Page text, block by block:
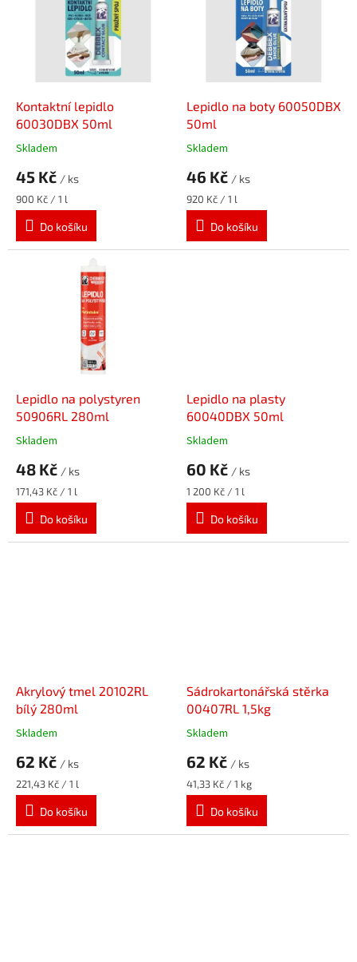
Kontaktní lepidlo
60030DBX 50ml
Skladem
45 Kč / ks
Měrná
cena:
900 Kč / 1 l
Do košíku
Lepidlo na boty 60050DBX
50ml
Skladem
46 Kč / ks
Měrná
cena:
920 Kč / 1 l
Do košíku
Lepidlo na polystyren
50906RL 280ml
Skladem
48 Kč / ks
Měrná
cena:
171,43 Kč / 1 l
Do košíku
Lepidlo na plasty
60040DBX 50ml
Skladem
60 Kč / ks
Měrná
cena:
1 200 Kč / 1 l
Do košíku
Akrylový tmel 20102RL
bílý 280ml
Skladem
62 Kč / ks
Měrná
cena:
221,43 Kč / 1 l
Do košíku
Sádrokartonářská stěrka
00407RL 1,5kg
Skladem
62 Kč / ks
Měrná
cena:
41,33 Kč / 1 kg
Do košíku